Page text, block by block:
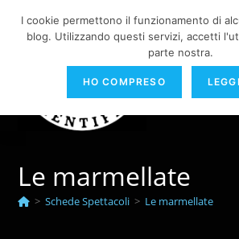
contenuto
Le marmellate
> Schede Spettacoli > Le marmellate
I cookie permettono il funzionamento di
blog. Utilizzando questi servizi, accetti
parte nostra.
HO COMPRESO